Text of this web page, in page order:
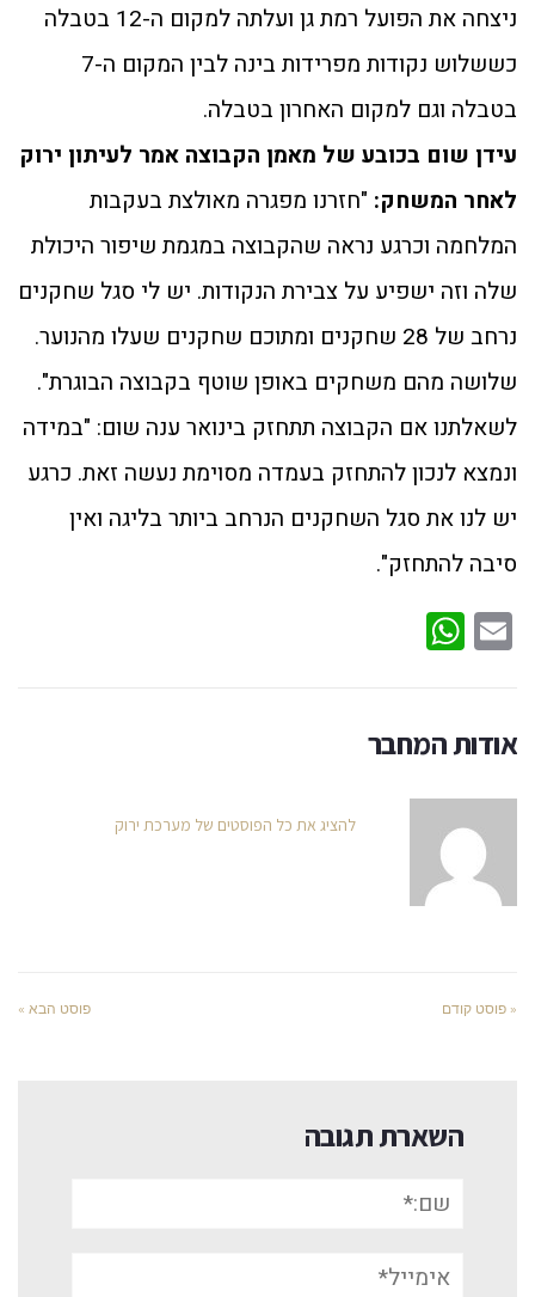
ניצחה את הפועל רמת גן ועלתה למקום ה-12 בטבלה
כששלוש נקודות מפרידות בינה לבין המקום ה-7
בטבלה וגם למקום האחרון בטבלה.
עידן שום בכובע של מאמן הקבוצה אמר לעיתון ירוק
לאחר המשחק: "חזרנו מפגרה מאולצת בעקבות
המלחמה וכרגע נראה שהקבוצה במגמת שיפור היכולת
שלה וזה ישפיע על צבירת הנקודות. יש לי סגל שחקנים
נרחב של 28 שחקנים ומתוכם שחקנים שעלו מהנוער.
שלושה מהם משחקים באופן שוטף בקבוצה הבוגרת".
לשאלתנו אם הקבוצה תתחזק בינואר ענה שום: "במידה
ונמצא לנכון להתחזק בעמדה מסוימת נעשה זאת. כרגע
יש לנו את סגל השחקנים הנרחב ביותר בליגה ואין
סיבה להתחזק".
Email
אודות המחבר
להציג את כל הפוסטים של מערכת ירוק
« פוסט קודם פוסט הבא »
השארת תגובה
אימייל*